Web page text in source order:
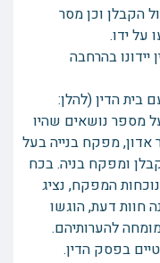
הקבלן וכן מסר
על ידו.
יידונו בהרחבה
בית הדין (להלן:
מספר נושאים שהיו
אדון, מפקח בנייה בעל
ומפקח בניה. בכח
דיון בנוכחות המפקח, נציג
חוות דעת, הוגשו
להערותיהם.
בפסק הדין.